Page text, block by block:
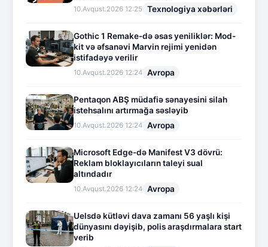
10.Avqust.2026 12:25 Texnologiya xəbərləri
Gothic 1 Remake-də əsas yeniliklər: Mod-
kit və əfsanəvi Marvin rejimi yenidən
istifadəyə verilir
10.Avqust.2026 12:24 Avropa
Pentaqon ABŞ müdafiə sənayesini silah
istehsalını artırmağa səsləyib
10.Avqust.2026 12:24 Avropa
Microsoft Edge-də Manifest V3 dövrü:
Reklam bloklayıcıların taleyi sual
altındadır
10.Avqust.2026 12:24 Avropa
Uelsdə kütləvi dava zamanı 56 yaşlı kişi
dünyasını dəyişib, polis araşdırmalara start
verib